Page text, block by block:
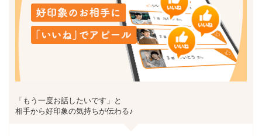
「もう一度お話したいです」と
相手から好印象の気持ちが伝わる♪